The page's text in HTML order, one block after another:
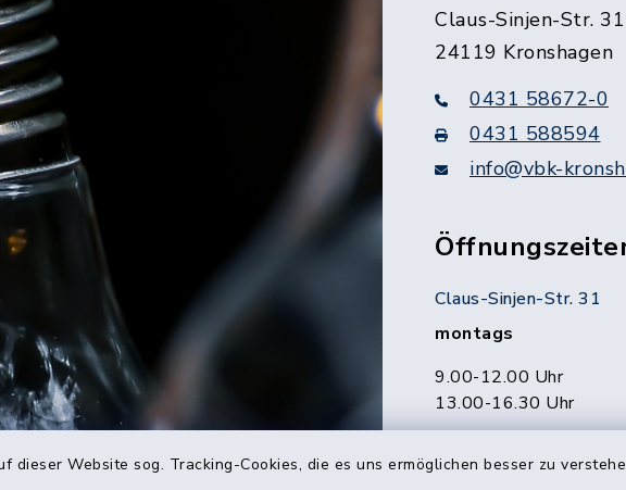
dieser Website sog. Tracking-Cookies, die es uns ermöglichen besser zu
Claus-Sinjen-Str. 31
24119 Kronshagen
0431 58672-0
0431 588594
info@vbk-
Claus-Sinjen-Str. 31
montags
9.00-12.00 Uhr
13.00-16.30 Uhr
Beratungstreff